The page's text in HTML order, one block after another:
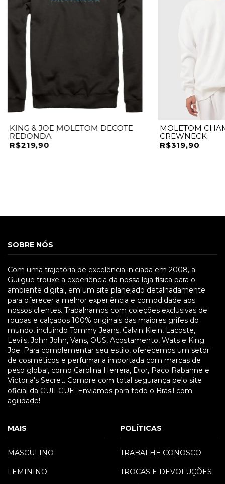
KING & JOE MOLETOM DECOTE
REDONDA
R$219,90
MOLETOM
CREWNECK
R$319,90
SOBRE NÓS
Com uma trajetória de excelência iniciada em 2008, a
Guilgue trouxe a experiência da nossa loja física para o
ambiente digital, em um site planejado detalhadamente
para oferecer a melhor experiência e comodidade aos
nossos clientes. Trabalhamos com coleções exclusivas de
roupas e calçados 100% originais das maiores grifes do
mundo, incluindo Tommy Jeans, Calvin Klein, Lacoste,
Levi's, John John, Vans, OUS, Acostamento, Wats e King
Joe. Para complementar seu estilo, oferecemos um setor
de cosméticos e perfumaria importada com marcas de
peso global, como Carolina Herrera, Dior, Paco Rabanne e
Victoria's Secret. Compre com total segurança pelo site
oficial da GUILGUE. Enviamos para todo o Brasil com
agilidade!
MAIS
MASCULINO
FEMININO
POLÍTICAS
TRABALHE CONOSCO
TROCAS E DEVOLUÇÕES